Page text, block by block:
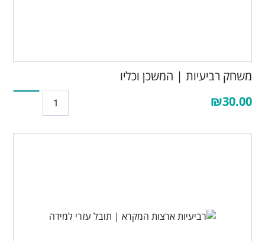
משחק רביעיות | המשכן וכליו
₪30.00